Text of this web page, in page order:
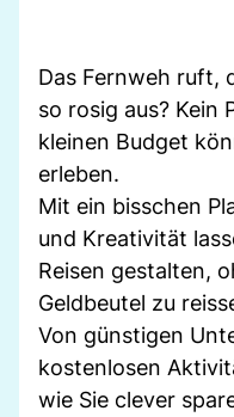
Das Fernweh ruft,
so rosig aus? Kein
kleinen Budget
erleben.
Mit ein bisschen
und Kreativität
Reisen gestalten,
Geldbeutel zu
Von günstigen
kostenlosen
wie Sie clever